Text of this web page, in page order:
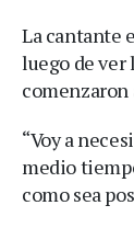
La cantante
luego de ver
comenzaron
“Voy a
medio
como sea